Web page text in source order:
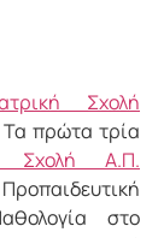
Σχολή
Τα πρώτα τρία
Σχολή Α.Π.
στο